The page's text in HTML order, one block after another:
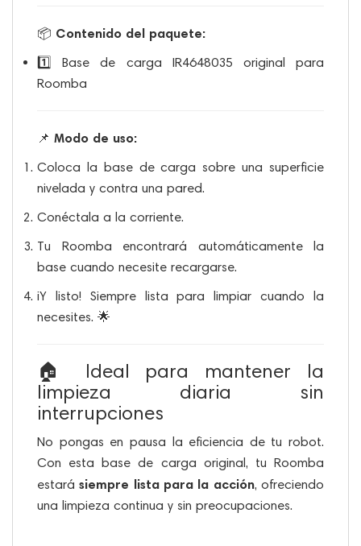
📦 Contenido del paquete:
1️⃣ Base de carga IR4648035 original para
Roomba
📌 Modo de uso:
Coloca la base de carga sobre una superficie
nivelada y contra una pared.
Conéctala a la corriente.
Tu Roomba encontrará automáticamente la
base cuando necesite recargarse.
¡Y listo! Siempre lista para limpiar cuando la
necesites. 🌟
🏠 Ideal para mantener la
limpieza diaria sin
interrupciones
No pongas en pausa la eficiencia de tu robot.
Con esta base de carga original, tu Roomba
estarásiempre lista para la acción, ofreciendo
una limpieza continua y sin preocupaciones.